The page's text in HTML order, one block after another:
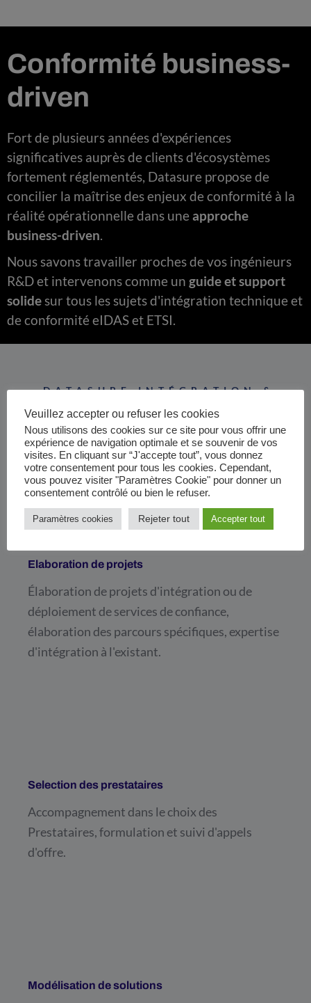
Conformité business-
driven
Fort de plusieurs années d'expériences
significatives auprès de clients d'écosystèmes
fortement réglementés, Datasure propose de
concilier la maîtrise des enjeux de conformité à la
réalité opérationnelle dans une approche
business-driven.
Nous savons travailler proches de vos ingénieurs
R&D et intervenons comme un guide et support
solidesur tous les sujets d'intégration technique et
de conformité eIDAS et ETSI.
DATASURE INTÉGRATION &
Assister à la maîtrise
d'ouvrage​ (AMOA)
Elaboration de projets
Élaboration de projets d'intégration ou de
déploiement de services de confiance,
élaboration des parcours spécifiques, expertise
d'intégration à l'existant.
Selection des prestataires
Accompagnement dans le choix des
Prestataires, formulation et suivi d'appels
d'offre.
Modélisation de solutions
Veuillez accepter ou refuser les cookies
Nous utilisons des cookies sur ce site pour vous offrir une
expérience de navigation optimale et se souvenir de vos
visites. En cliquant sur “J'accepte tout”, vous donnez
votre consentement pour tous les cookies. Cependant,
vous pouvez visiter "Paramètres Cookie" pour donner un
consentement contrôlé ou bien le refuser.
Paramètres cookies Rejeter tout Accepter tout